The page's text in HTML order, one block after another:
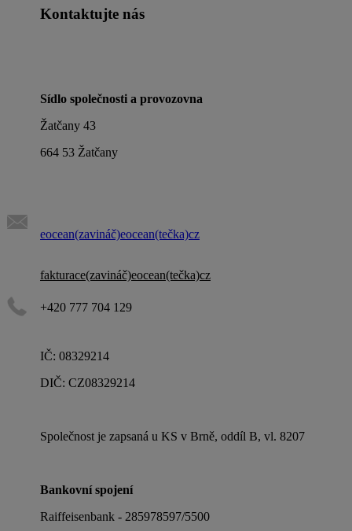
Kontaktujte nás
Sídlo společnosti a provozovna
Žatčany 43
664 53 Žatčany
eocean(zavináč)eocean(tečka)cz
fakturace(zavináč)eocean(tečka)cz
+420 777 704 129
IČ: 08329214
DIČ: CZ08329214
Společnost je zapsaná u KS v Brně, oddíl B, vl. 8207
Bankovní spojení
Raiffeisenbank - 285978597/5500